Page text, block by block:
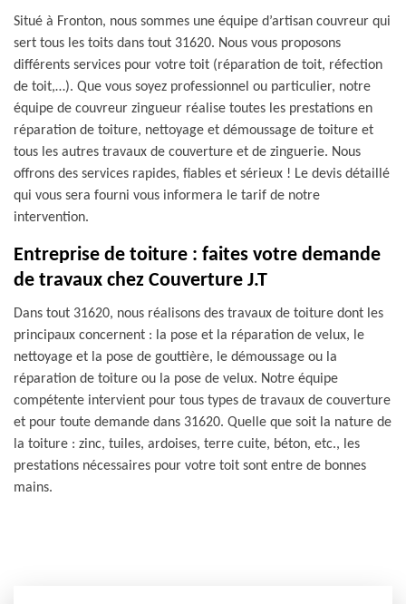
Situé à Fronton, nous sommes une équipe d’artisan couvreur qui
sert tous les toits dans tout 31620. Nous vous proposons
différents services pour votre toit (réparation de toit, réfection
de toit,…). Que vous soyez professionnel ou particulier, notre
équipe de couvreur zingueur réalise toutes les prestations en
réparation de toiture, nettoyage et démoussage de toiture et
tous les autres travaux de couverture et de zinguerie. Nous
offrons des services rapides, fiables et sérieux ! Le devis détaillé
qui vous sera fourni vous informera le tarif de notre
intervention.
Entreprise de toiture : faites votre demande
de travaux chez Couverture J.T
Dans tout 31620, nous réalisons des travaux de toiture dont les
principaux concernent : la pose et la réparation de velux, le
nettoyage et la pose de gouttière, le démoussage ou la
réparation de toiture ou la pose de velux. Notre équipe
compétente intervient pour tous types de travaux de couverture
et pour toute demande dans 31620. Quelle que soit la nature de
la toiture : zinc, tuiles, ardoises, terre cuite, béton, etc., les
prestations nécessaires pour votre toit sont entre de bonnes
mains.